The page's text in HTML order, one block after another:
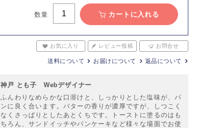
数量 カートに入れる
お気に入り レビュー投稿 お問合せ
送料について お届けについて 返品について
神戸 とも子 Webデザイナー
ふんわりなめらかな口溶けと、しっかりとした塩味が、パ
ンに良く合います。バターの香りが濃厚ですが、しつこく
なくさっぱりとしたあとくちです。トーストに塗るのはも
ちろん、サンドイッチやパンケーキなど様々な場面でお使